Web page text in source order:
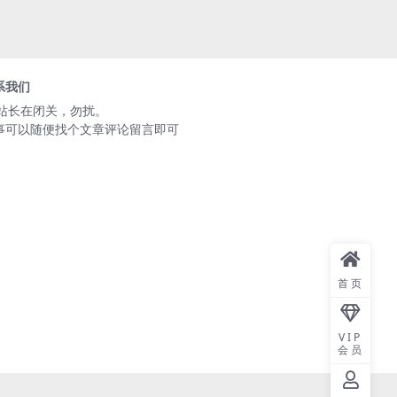
我们
在闭关，勿扰。
可以随便找个文章评论留言即可
首页
VIP
会员